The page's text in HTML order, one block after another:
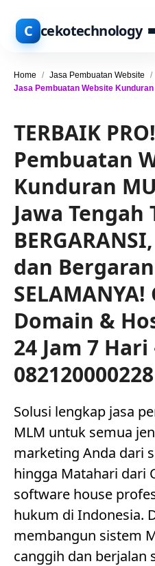
C cekotechnology
Home / Jasa Pembuatan Website
/
Jasa Pembuatan Website Kunduran
TERBAIK
Pembuatan
Kunduran
Jawa Tengah
dan
SELAMANYA!
Domain &
24 Jam 7 Hari
082120000228
Solusi lengkap jasa
MLM untuk semua
marketing Anda dari
hingga Matahari dari
software house
hukum di Indonesia.
membangun sistem
canggih dan berjalan